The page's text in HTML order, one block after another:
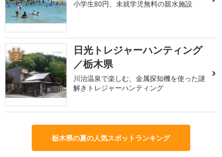
小学生80円、未就学児無料の親水施設
3
日光トレジャーハンティング
／栃木県
川治温泉で楽しむ、金属探知機を使った謎
解きトレジャーハンティング
栃木県の夏の人気スポットランキング